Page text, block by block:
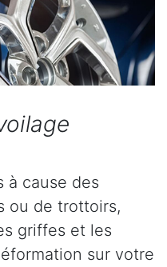
à cause des
ou de trottoirs,
griffes et les
sur votre